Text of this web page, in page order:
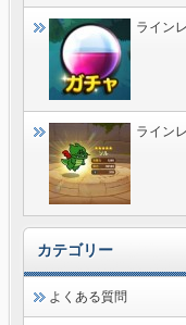
ライン
ライン
カテゴリー
よくある質問